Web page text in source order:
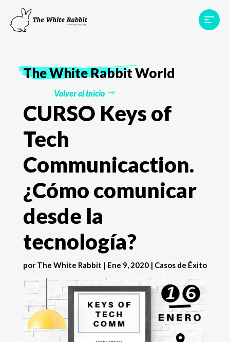
Proyectos
Testimonios
TWR World
The White RabbitWorld
Volver al Inicio
CURSO Keys of
Tech
Communicaction.
¿Cómo comunicar
desde la
tecnología?
por The White Rabbit | Ene 9, 2020| Casos de Éxito